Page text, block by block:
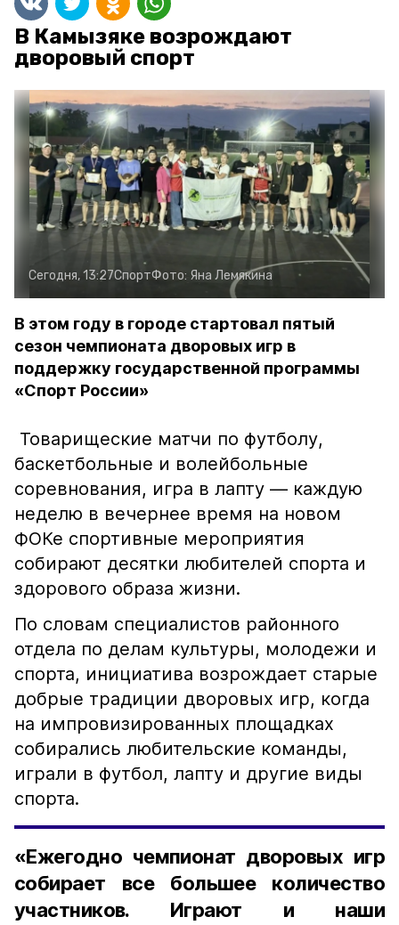
В Камызяке возрождают
дворовый спорт
Сегодня, 13:27СпортФото: Яна Лемякина
В этом году в городе стартовал пятый
сезон чемпионата дворовых игр в
поддержку государственной программы
«Спорт России»
Товарищеские матчи по футболу,
баскетбольные и волейбольные
соревнования, игра в лапту — каждую
неделю в вечернее время на новом
ФОКе спортивные мероприятия
собирают десятки любителей спорта и
здорового образа жизни.
По словам специалистов районного
отдела по делам культуры, молодежи и
спорта, инициатива возрождает старые
добрые традиции дворовых игр, когда
на импровизированных площадках
собирались любительские команды,
играли в футбол, лапту и другие виды
спорта.
«Ежегодно чемпионат дворовых игр
собирает все большее количество
участников. Играют и наши